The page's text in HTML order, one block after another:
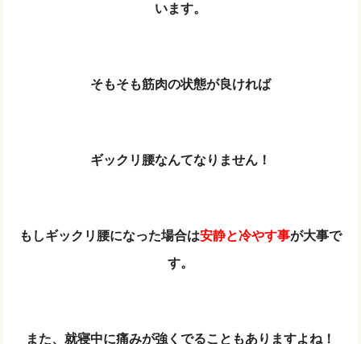
います。
そもそも筋肉の状態が良ければ
ギックリ腰なんてなりません！
もしギックリ腰になった場合は安静と冷やす事が大事で
す。
また、就寝中に痛みが強くでることもありますよね！